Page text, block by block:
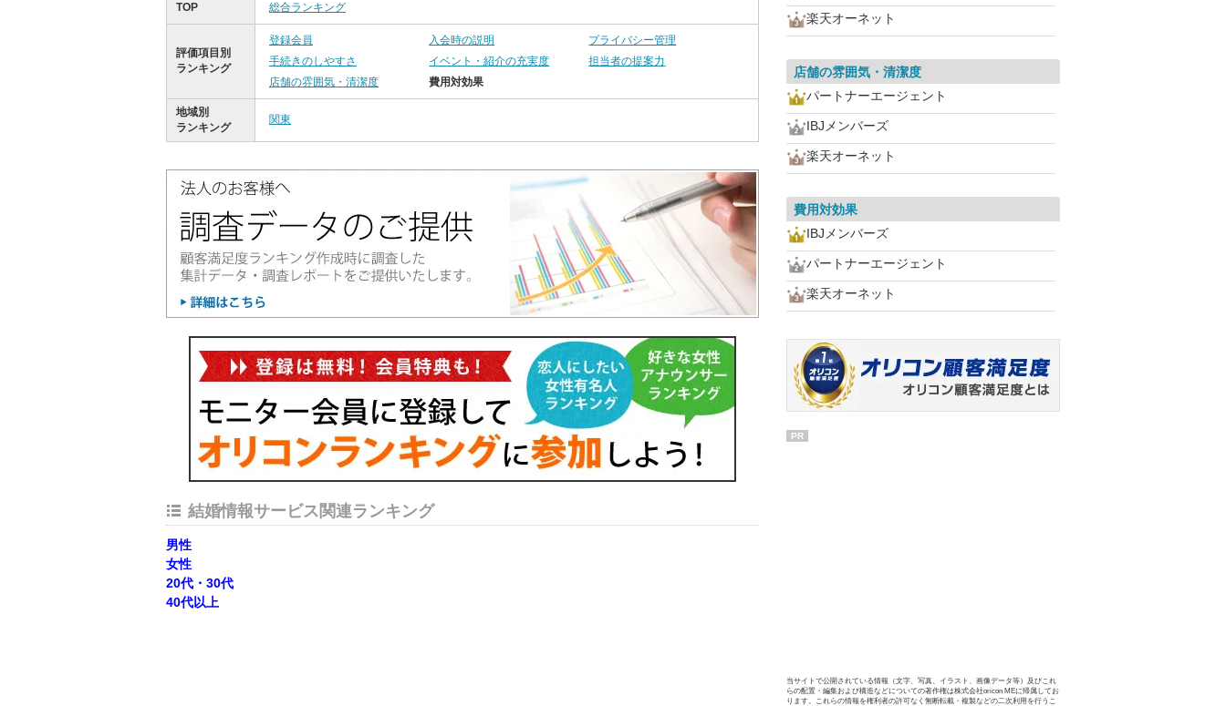
TOP 総合ランキング
評価項目別
ランキング
登録会員 入会時の説明
プライバシー管理
手続きのしやすさ
イベント・紹介の充実度
担当者の提案力
店舗の雰囲気・清潔度
費用対効果
地域別
ランキング
関東
結婚情報サービス関連ランキング
男性
女性
20代・30代
40代以上
楽天オーネット
店舗の雰囲気・清潔度
パートナーエージェント
IBJメンバーズ
楽天オーネット
費用対効果
IBJメンバーズ
パートナーエージェント
楽天オーネット
PR
当サイトで公開されている情報（文字、写真、イラスト、画像データ等）及びこれ
らの配置・編集および構造などについての著作権は株式会社oricon MEに帰属してお
ります。これらの情報を権利者の許可なく無断転載・複製などの二次利用を行うこ